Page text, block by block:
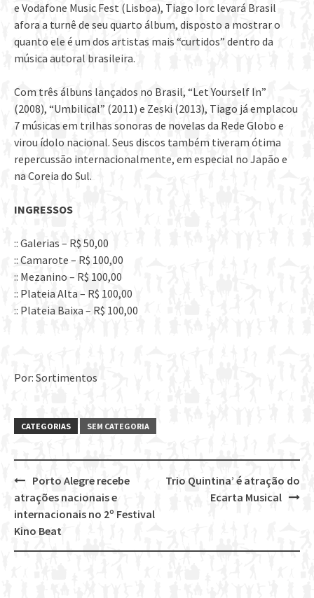
e Vodafone Music Fest (Lisboa), Tiago Iorc levará Brasil
afora a turnê de seu quarto álbum, disposto a mostrar o
quanto ele é um dos artistas mais “curtidos” dentro da
música autoral brasileira.
Com três álbuns lançados no Brasil, “Let Yourself In”
(2008), “Umbilical” (2011) e Zeski (2013), Tiago já emplacou
7 músicas em trilhas sonoras de novelas da Rede Globo e
virou ídolo nacional. Seus discos também tiveram ótima
repercussão internacionalmente, em especial no Japão e
na Coreia do Sul.
INGRESSOS
:: Galerias – R$ 50,00
:: Camarote – R$ 100,00
:: Mezanino – R$ 100,00
:: Plateia Alta – R$ 100,00
:: Plateia Baixa – R$ 100,00
Por: Sortimentos
CATEGORIAS SEM CATEGORIA
Post
navigation
Trio Quintina’ é atração do
Ecarta Musical
Porto Alegre recebe
atrações nacionais e
internacionais no 2º Festival
Kino Beat